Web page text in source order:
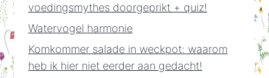
voedingsmythes doorgeprikt + quiz!
Watervogel harmonie
Komkommer salade in weckpot: waarom
heb ik hier niet eerder aan gedacht!